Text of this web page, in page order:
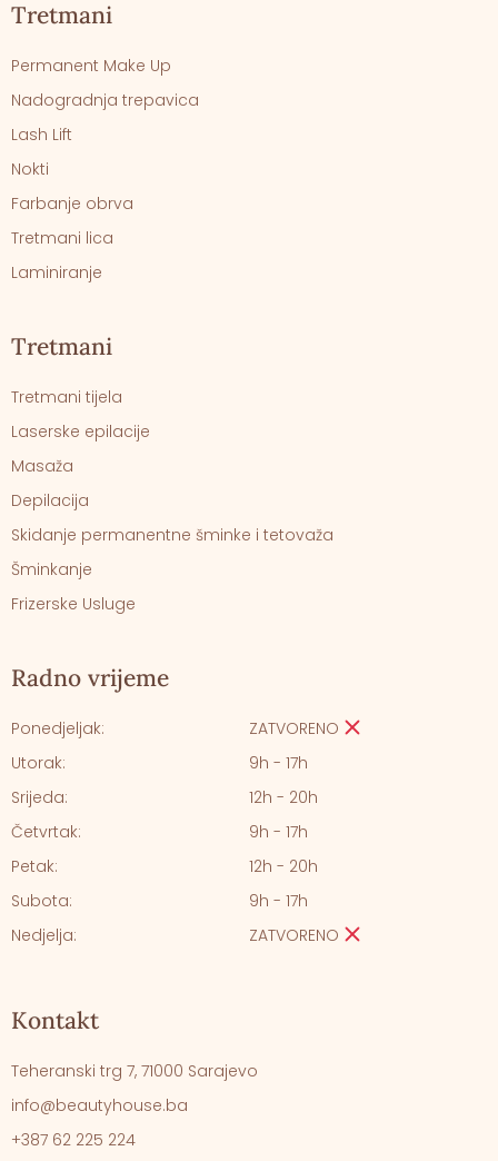
Tretmani
Permanent Make Up
Nadogradnja trepavica
Lash Lift
Nokti
Farbanje obrva
Tretmani lica
Laminiranje
Tretmani
Tretmani tijela
Laserske epilacije
Masaža
Depilacija
Skidanje permanentne šminke i tetovaža
Šminkanje
Frizerske Usluge
Radno vrijeme
Ponedjeljak:
Utorak:
Srijeda:
Četvrtak:
Petak:
Subota:
Nedjelja:
ZATVORENO
9h - 17h
12h - 20h
9h - 17h
12h - 20h
9h - 17h
ZATVORENO
Kontakt
Teheranski trg 7, 71000 Sarajevo
info@beautyhouse.ba
+387 62 225 224